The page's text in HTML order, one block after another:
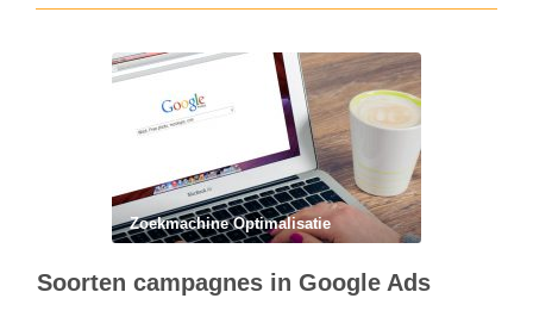
Zoekmachine Optimalisatie
Soorten campagnes in Google Ads